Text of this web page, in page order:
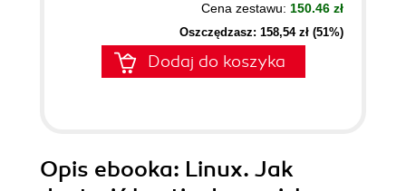
Cena zestawu: 150.46 zł
Oszczędzasz: 158,54 zł (51%)
Dodaj do koszyka
Opis ebooka: Linux. Jak